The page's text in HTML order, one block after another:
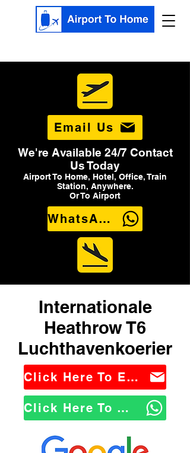
Email Us
We're Available 24/7 Contact
Us Today
Airport To Home, Hotel, Office, Train
Station, Anywhere.
Or To Airport
WhatsApp Us
Internationale
Heathrow T6
Luchthavenkoerier
Click Here To Email Us
Click Here To WhatsApp Us